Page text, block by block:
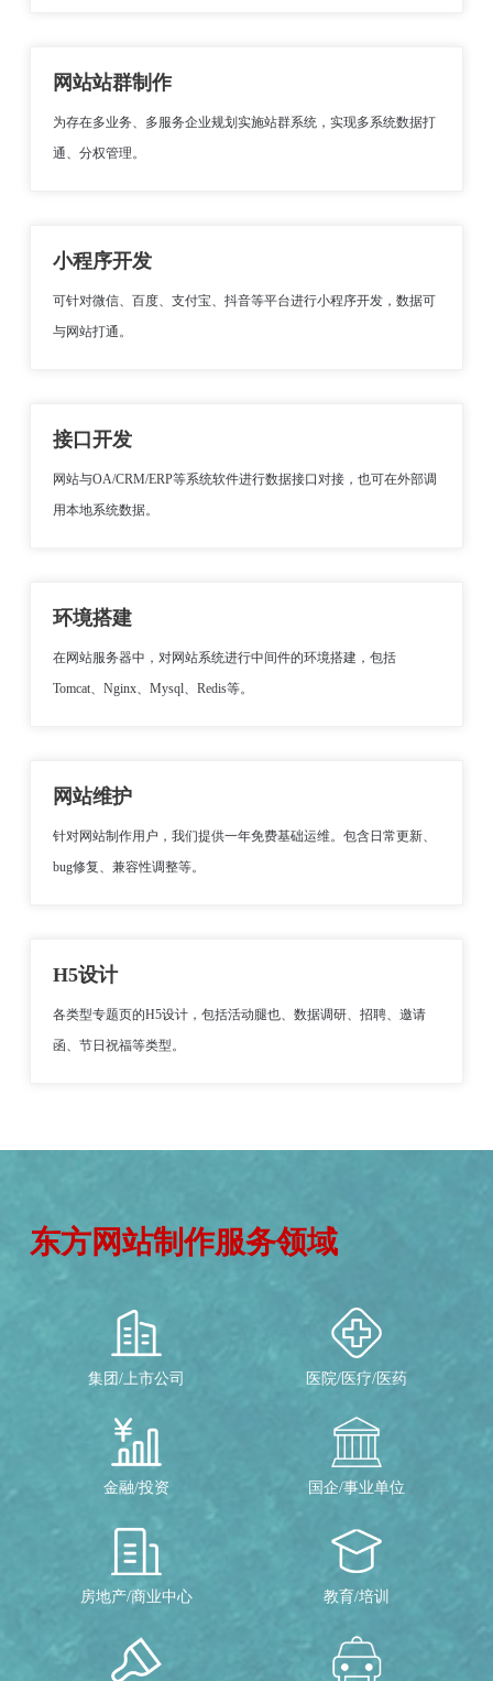
网站站群制作
为存在多业务、多服务企业规划实施站群系统，实现多系统数据打
通、分权管理。
小程序开发
可针对微信、百度、支付宝、抖音等平台进行小程序开发，数据可
与网站打通。
接口开发
网站与OA/CRM/ERP等系统软件进行数据接口对接，也可在外部调
用本地系统数据。
环境搭建
在网站服务器中，对网站系统进行中间件的环境搭建，包括
Tomcat、Nginx、Mysql、Redis等。
网站维护
针对网站制作用户，我们提供一年免费基础运维。包含日常更新、
bug修复、兼容性调整等。
H5设计
各类型专题页的H5设计，包括活动腿也、数据调研、招聘、邀请
函、节日祝福等类型。
东方网站制作服务领域
集团/上市公司 医院/医疗/医药
金融/投资 国企/事业单位
房地产/商业中心 教育/培训